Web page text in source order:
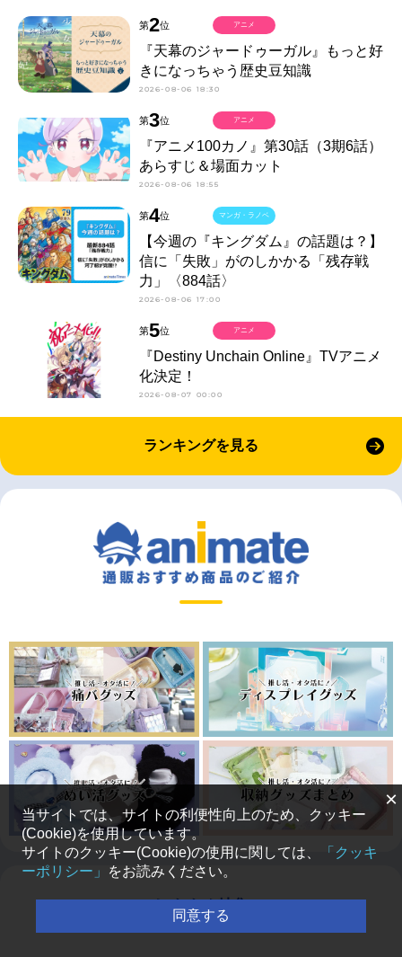
第2位
『天幕のジャードゥーガル』もっと好
きになっちゃう歴史豆知識
2026-08-06 18:30
アニメ
第3位
『アニメ100カノ』第30話（3期6話）
あらすじ＆場面カット
2026-08-06 18:55
アニメ
第4位
【今週の『キングダム』の話題は？】
信に「失敗」がのしかかる「残存戦
力」〈884話〉
2026-08-06 17:00
マンガ・ラノベ
第5位
『Destiny Unchain Online』TVアニメ
化決定！
2026-08-07 00:00
アニメ
ランキングを見る
おすすめ特集
×
当サイトでは、サイトの利便性向上のため、クッキー
(Cookie)を使用しています。
サイトのクッキー(Cookie)の使用に関しては、
「クッキ
ーポリシー」
をお読みください。
同意する